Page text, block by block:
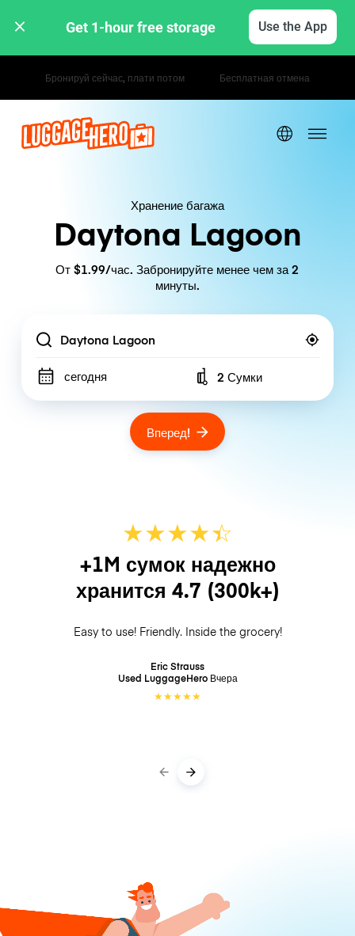
Get 1-hour free storage Use the App
Почасовые / дневные тарифы
Хранение багажа
Daytona Lagoon
От $1.99/час. Забронируйте менее чем за 2
минуты.
Location
сегодня Number of bags
2 Сумки
Вперед!
★★★★☆
★
+1M сумок надежно
хранится 4.7 (300k+)
Easy to use! Friendly. Inside the grocery!
Eric Strauss
Used LuggageHero Вчера
★★★★★